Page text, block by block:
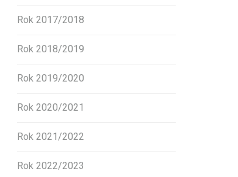
Rok 2017/2018
Rok 2018/2019
Rok 2019/2020
Rok 2020/2021
Rok 2021/2022
Rok 2022/2023